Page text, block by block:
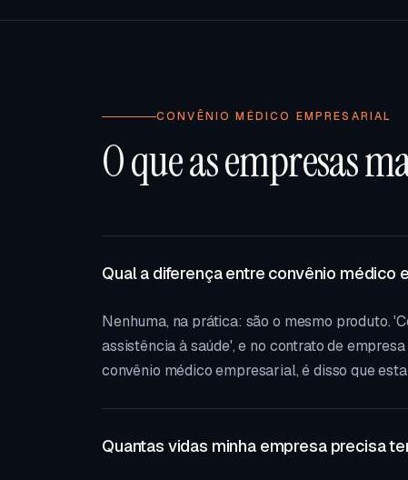
CONVÊNIO MÉDICO EMPRESARIAL
O que as empresas
Qual a diferença entre convênio médico
Nenhuma, na prática: são o mesmo produto.
assistência à saúde', e no contrato de
convênio médico empresarial, é disso que
Quantas vidas minha empresa precisa